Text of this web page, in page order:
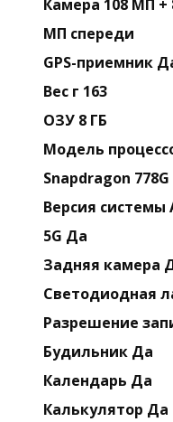
Камера 108 МП
МП спереди
GPS-приемник
Вес г 163
ОЗУ 8 ГБ
Модель
Snapdragon 778G
Версия системы
5G Да
Задняя камера
Светодиодная
Разрешение
Будильник Да
Календарь Да
Калькулятор Да